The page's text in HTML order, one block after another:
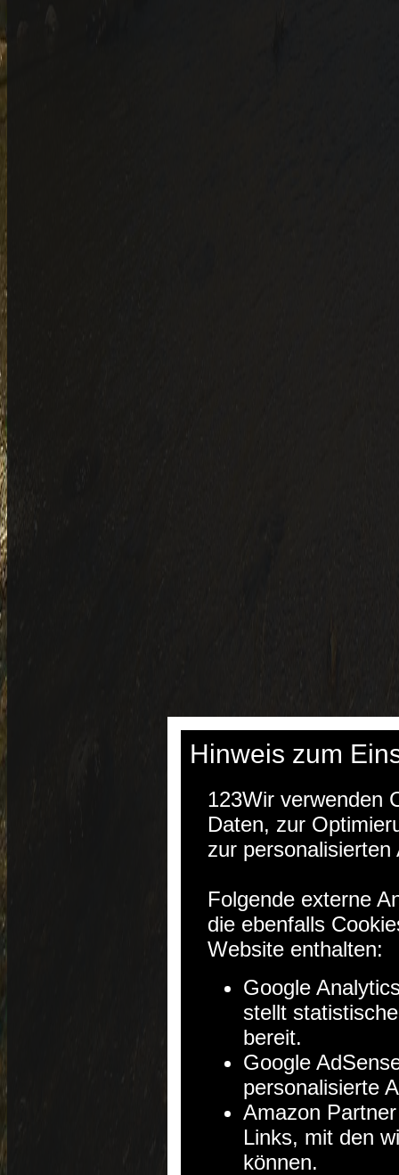
Hinweis zum
123Wir verwenden
Daten, zur
zur
Folgende externe
die ebenfalls
Website enthalten:
Google
stellt
bereit.
Google
personalisierte
Amazon
Links, mit den
können.